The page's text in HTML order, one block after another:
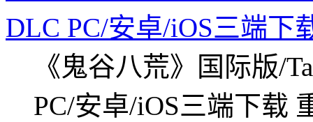
DLC PC/安卓/iOS三端下
《鬼谷八荒》国际版/
PC/安卓/iOS三端下载